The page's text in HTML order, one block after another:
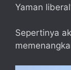
Yaman
Sepertinya